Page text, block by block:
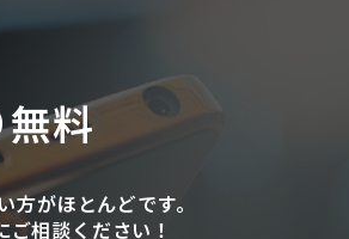
料
方がほとんどです。
相談ください！